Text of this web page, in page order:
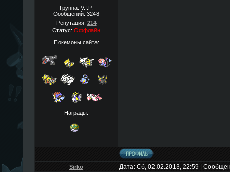
Группа: V.I.P.
Сообщений: 3248
Репутация: 214
Статус: Оффлайн
Покемоны сайта:
Награды:
Sirko Дата: Сб, 02.02.2013, 22:59 |